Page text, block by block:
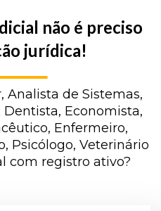
não é preciso
jurídica!
Analista de Sistemas,
Economista,
Enfermeiro,
Psicólogo, Veterinário
com registro ativo?